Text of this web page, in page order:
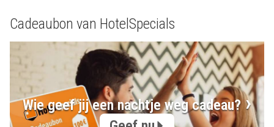
Cadeaubon van HotelSpecials
Wie geef jij een nachtje weg cadeau?